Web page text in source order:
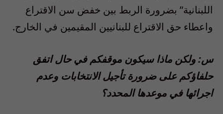
اللبنانية” بضرورة الربط بين خفض سن الاقتراع
واعطاء حق الاقتراع للبنانيين المقيمين في الخارج.
س: ولكن ماذا سيكون موقفكم في حال اتفق
حلفاؤكم على ضرورة تأجيل الانتخابات وعدم
اجرائها في موعدها المحدد؟